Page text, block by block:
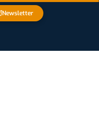
Newsletter